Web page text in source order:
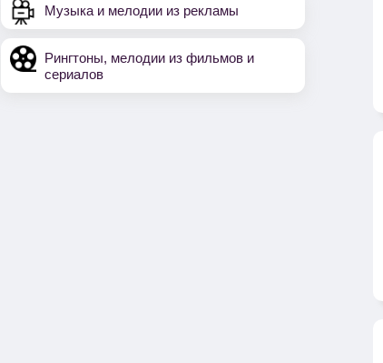
Музыка и мелодии из рекламы
Рингтоны, мелодии из фильмов и
сериалов